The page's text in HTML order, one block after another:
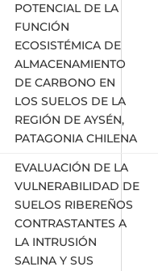
POTENCIAL DE LA
FUNCIÓN
ECOSISTÉMICA DE
ALMACENAMIENTO
DE CARBONO EN
LOS SUELOS DE LA
REGIÓN DE AYSÉN,
PATAGONIA CHILENA
EVALUACIÓN DE LA
VULNERABILIDAD DE
SUELOS RIBEREÑOS
CONTRASTANTES A
LA INTRUSIÓN
SALINA Y SUS